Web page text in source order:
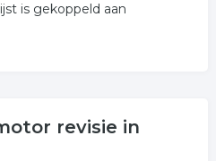
is gekoppeld aan
revisie in